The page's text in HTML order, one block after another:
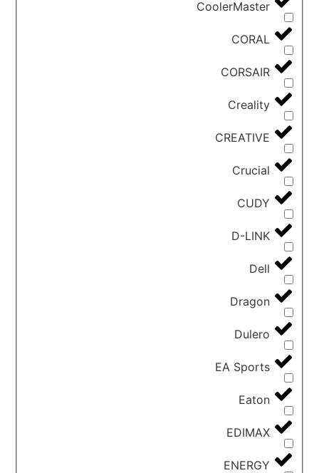
CoolerMaster
CORAL
CORSAIR
Creality
CREATIVE
Crucial
CUDY
D-LINK
Dell
Dragon
Dulero
EA Sports
Eaton
EDIMAX
ENERGY